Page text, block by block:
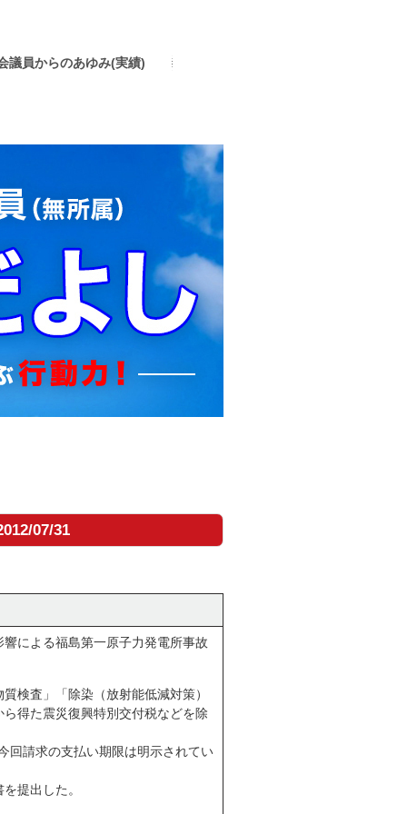
議員からのあゆみ(実績)
07/31
による福島第一原子力発電所事故
検査」「除染（放射能低減対策）
得た震災復興特別交付税などを除
回請求の支払い期限は明示されてい
提出した。